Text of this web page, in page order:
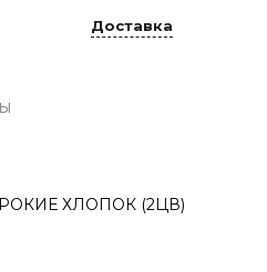
Доставка
ХЛОПОК (2ЦВ)